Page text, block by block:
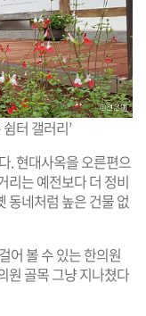
터 갤러리’
. 현대사옥을 오른편으
리는 예전보다 더 정비
동네처럼 높은 건물 없
어 볼 수 있는 한의원
원 골목 그냥 지나쳤다